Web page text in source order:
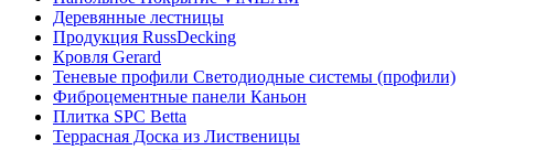
Деревянные лестницы
Продукция RussDecking
Кровля Gerard
Теневые профили Светодиодные системы (профили)
Фиброцементные панели Каньон
Плитка SPC Betta
Террасная Доска из Лиственицы